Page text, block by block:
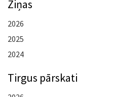
Ziņas
2026
2025
2024
Tirgus pārskati